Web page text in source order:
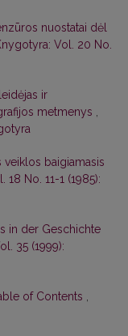
nuostatai dėl
Vol. 20 No.
ir
metmenys
veiklos baigiamasis
18 No. 11-1 (1985):
in der Geschichte
35 (1999):
of Contents